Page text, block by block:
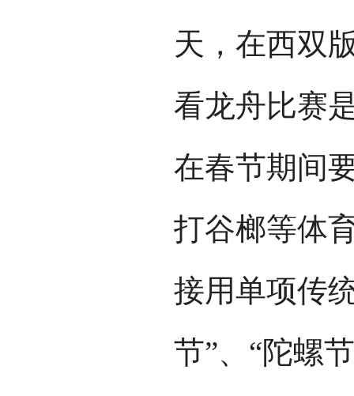
天，在西双
看龙舟比赛
在春节期间
打谷榔等体
接用单项传
节”、“陀螺